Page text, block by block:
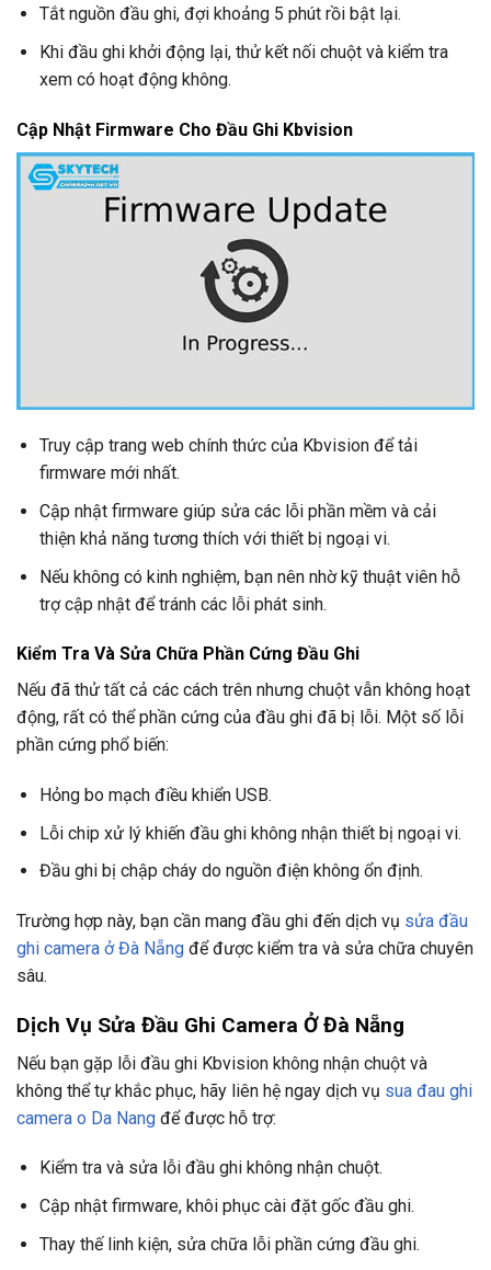
Tắt nguồn đầu ghi, đợi khoảng 5 phút rồi bật lại.
Khi đầu ghi khởi động lại, thử kết nối chuột và kiểm tra
xem có hoạt động không.
Cập Nhật Firmware Cho Đầu Ghi Kbvision
Truy cập trang web chính thức của Kbvision để tải
firmware mới nhất.
Cập nhật firmware giúp sửa các lỗi phần mềm và cải
thiện khả năng tương thích với thiết bị ngoại vi.
Nếu không có kinh nghiệm, bạn nên nhờ kỹ thuật viên hỗ
trợ cập nhật để tránh các lỗi phát sinh.
Kiểm Tra Và Sửa Chữa Phần Cứng Đầu Ghi
Nếu đã thử tất cả các cách trên nhưng chuột vẫn không hoạt
động, rất có thể phần cứng của đầu ghi đã bị lỗi. Một số lỗi
phần cứng phổ biến:
Hỏng bo mạch điều khiển USB.
Lỗi chip xử lý khiến đầu ghi không nhận thiết bị ngoại vi.
Đầu ghi bị chập cháy do nguồn điện không ổn định.
Trường hợp này, bạn cần mang đầu ghi đến dịch vụ sửa đầu
ghi camera ở Đà Nẵng để được kiểm tra và sửa chữa chuyên
sâu.
Dịch Vụ Sửa Đầu Ghi Camera Ở Đà Nẵng
Nếu bạn gặp lỗi đầu ghi Kbvision không nhận chuột và
không thể tự khắc phục, hãy liên hệ ngay dịch vụ sua đau ghi
camera o Da Nang để được hỗ trợ:
Kiểm tra và sửa lỗi đầu ghi không nhận chuột.
Cập nhật firmware, khôi phục cài đặt gốc đầu ghi.
Thay thế linh kiện, sửa chữa lỗi phần cứng đầu ghi.